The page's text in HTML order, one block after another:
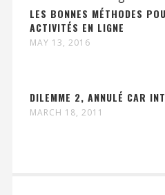
LES BONNES MÉTHODES
ACTIVITÉS EN LIGNE
MAY 13, 2016
DILEMME 2, ANNULÉ CAR
MARCH 18, 2011